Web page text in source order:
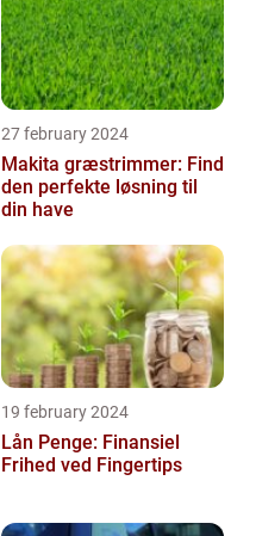
27 february 2024
Makita græstrimmer: Find
den perfekte løsning til
din have
19 february 2024
Lån Penge: Finansiel
Frihed ved Fingertips